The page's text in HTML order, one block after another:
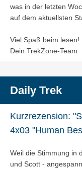
was in der letzten
auf dem aktuellsten
Viel Spaß beim lesen!
Dein TrekZone-Team
Daily Trek
Kurzrezension:
4x03 "Human
Weil die Stimmung in
und Scott -